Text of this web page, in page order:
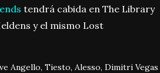
tendrá cabida en The Library
y el mismo Lost
Angello, Tiesto, Alesso, Dimitri Vegas